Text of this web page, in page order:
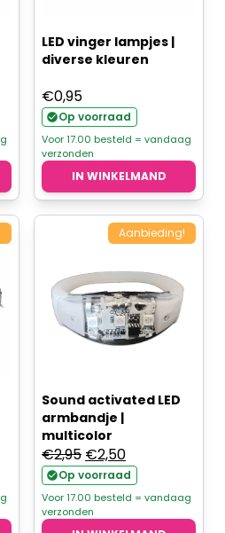
LED vinger lampjes |
diverse kleuren
€0,95
Op voorraad
Voor 17.00 besteld = vandaag
verzonden
IN WINKELMAND
Aanbieding!
Sound activated LED
armbandje |
multicolor
€2,95 Oorspronkelijke
prijs
was:
€2,95.
€2,50Huidige
prijs
is:
€2,50.
Op voorraad
Voor 17.00 besteld = vandaag
verzonden